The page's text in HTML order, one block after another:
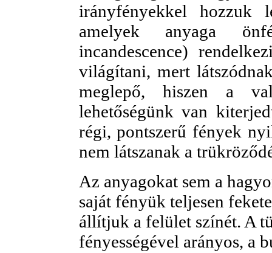
irányfényekkel hozzuk
amelyek anyaga
incandescence)
világítani, mert
meglepő, hiszen a
lehetőségünk van
régi, pontszerű fények
nem látszanak a
Az anyagokat sem a
saját fényük teljesen
állítjuk a felület színét. A
fényességével arányos, a